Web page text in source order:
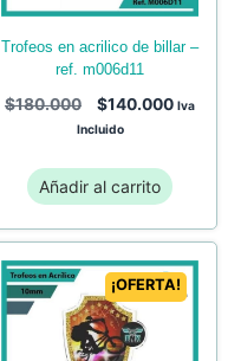
trofeos en acrilico de billar –
ref. m006d11
$180.000 $140.000 Iva
Incluido
Añadir al carrito
¡OFERTA!